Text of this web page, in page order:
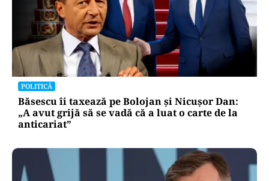
POLITICĂ
Băsescu îi taxează pe Bolojan și Nicușor Dan:
„A avut grijă să se vadă că a luat o carte de la
anticariat”